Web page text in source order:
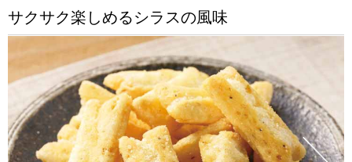
サクサク楽しめるシラスの風味